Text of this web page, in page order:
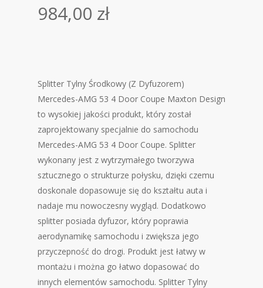
984,00 zł
Splitter Tylny Środkowy (Z Dyfuzorem)
Mercedes-AMG 53 4 Door Coupe Maxton Design
to wysokiej jakości produkt, który został
zaprojektowany specjalnie do samochodu
Mercedes-AMG 53 4 Door Coupe. Splitter
wykonany jest z wytrzymałego tworzywa
sztucznego o strukturze połysku, dzięki czemu
doskonale dopasowuje się do kształtu auta i
nadaje mu nowoczesny wygląd. Dodatkowo
splitter posiada dyfuzor, który poprawia
aerodynamikę samochodu i zwiększa jego
przyczepność do drogi. Produkt jest łatwy w
montażu i można go łatwo dopasować do
innych elementów samochodu. Splitter Tylny